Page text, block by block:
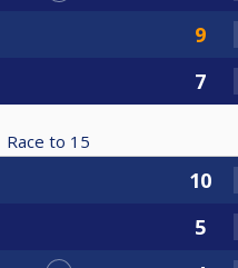
Race to 15